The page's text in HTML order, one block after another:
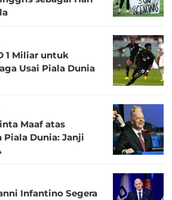
1 Miliar untuk
Usai Piala Dunia
Maaf atas
Piala Dunia: Janji
Infantino Segera